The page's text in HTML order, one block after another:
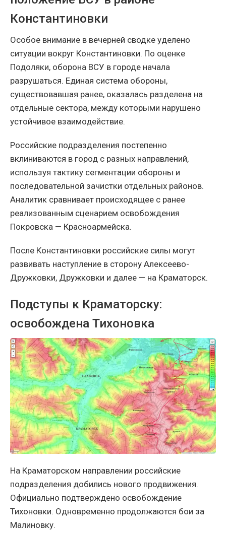
Константиновки
Особое внимание в вечерней сводке уделено
ситуации вокруг Константиновки. По оценке
Подоляки, оборона ВСУ в городе начала
разрушаться. Единая система обороны,
существовавшая ранее, оказалась разделена на
отдельные сектора, между которыми нарушено
устойчивое взаимодействие.
Российские подразделения постепенно
вклиниваются в город с разных направлений,
используя тактику сегментации обороны и
последовательной зачистки отдельных районов.
Аналитик сравнивает происходящее с ранее
реализованным сценарием освобождения
Покровска — Красноармейска.
После Константиновки российские силы могут
развивать наступление в сторону Алексеево-
Дружковки, Дружковки и далее — на Краматорск.
Подступы к Краматорску:
освобождена Тихоновка
На Краматорском направлении российские
подразделения добились нового продвижения.
Официально подтверждено освобождение
Тихоновки. Одновременно продолжаются бои за
Малиновку.